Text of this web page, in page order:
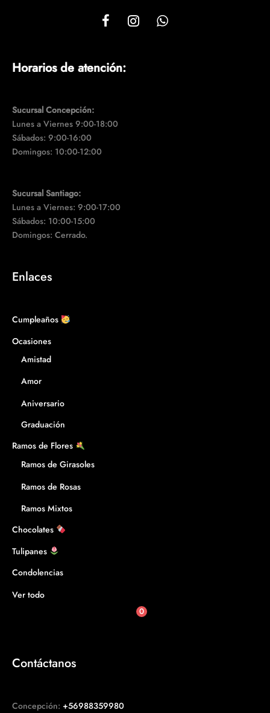
Horarios de atención:
Sucursal Concepción:
Lunes a Viernes 9:00-18:00
Sábados: 9:00-16:00
Domingos: 10:00-12:00
Sucursal Santiago:
Lunes a Viernes: 9:00-17:00
Sábados: 10:00-15:00
Domingos: Cerrado.
Enlaces
Cumpleaños
Ocasiones
Amistad
Amor
Aniversario
Graduación
Ramos de Flores
Ramos de Girasoles
Ramos de Rosas
Ramos Mixtos
Chocolates
Tulipanes
Condolencias
Ver todo
0
Contáctanos
Concepción: +56988359980